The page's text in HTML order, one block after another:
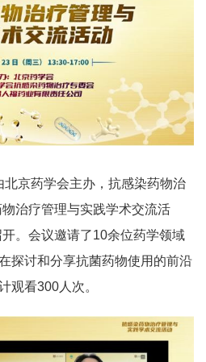
京药学会主办，抗感染药物治
治疗管理与实践学术交流活
。会议邀请了10余位药学领域
探讨和分享抗菌药物使用的前沿
观看300人次。